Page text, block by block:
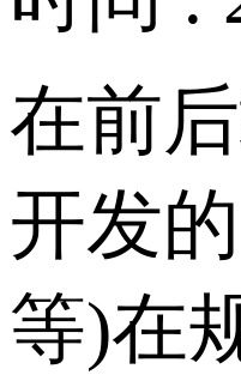
在前
开发
等)在